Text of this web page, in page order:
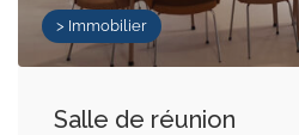
> Immobilier
Salle de réunion